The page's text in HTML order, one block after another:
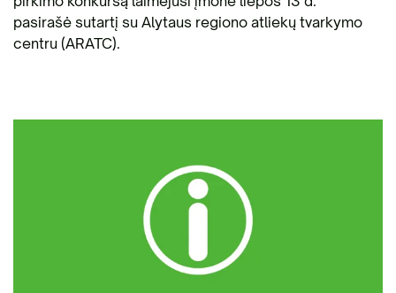
pasirašė sutartį su Alytaus regiono atliekų tvarkymo
centru (ARATC).